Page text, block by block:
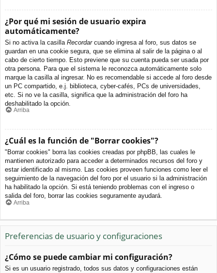
¿Por qué mi sesión de usuario expira
automáticamente?
Si no activa la casilla Recordarcuando ingresa al foro, sus datos se
guardan en una cookie segura, que se elimina al salir de la página o al
cabo de cierto tiempo. Esto previene que su cuenta pueda ser usada por
otra persona. Para que el sistema le reconozca automáticamente solo
marque la casilla al ingresar. No es recomendable si accede al foro desde
un PC compartido, e.j. biblioteca, cyber-cafés, PCs de universidades,
etc. Si no ve la casilla, significa que la administración del foro ha
deshabilitado la opción.
Arriba
¿Cuál es la función de "Borrar cookies"?
"Borrar cookies" borra las cookies creadas por phpBB, las cuales le
mantienen autorizado para acceder a determinados recursos del foro y
estar identificado al mismo. Las cookies proveen funciones como leer el
seguimiento de la navegación del foro por el usuario si la administración
ha habilitado la opción. Si está teniendo problemas con el ingreso o
salida del foro, borrar las cookies seguramente ayudará.
Arriba
Preferencias de usuario y configuraciones
¿Cómo se puede cambiar mi configuración?
Si es un usuario registrado, todos sus datos y configuraciones están